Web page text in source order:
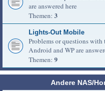
are answered here
Themen: 3
Lights-Out Mobile
Problems or questions
Android and WP are
Themen: 9
Andere NAS/